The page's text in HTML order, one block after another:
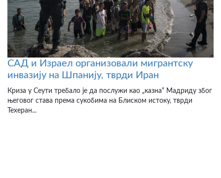
САД и Израел организовали мигрантску
инвазију на Шпанију, тврди Иран
Криза у Сеути требало је да послужи као „казна“ Мадриду због
његовог става према сукобима на Блиском истоку, тврди
Техеран...